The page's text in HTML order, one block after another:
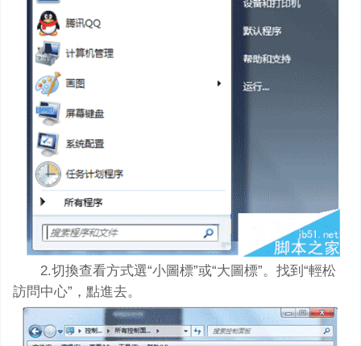
2.切換查看方式選“小圖標”或“大圖標”。找到“輕松
訪問中心”，點進去。